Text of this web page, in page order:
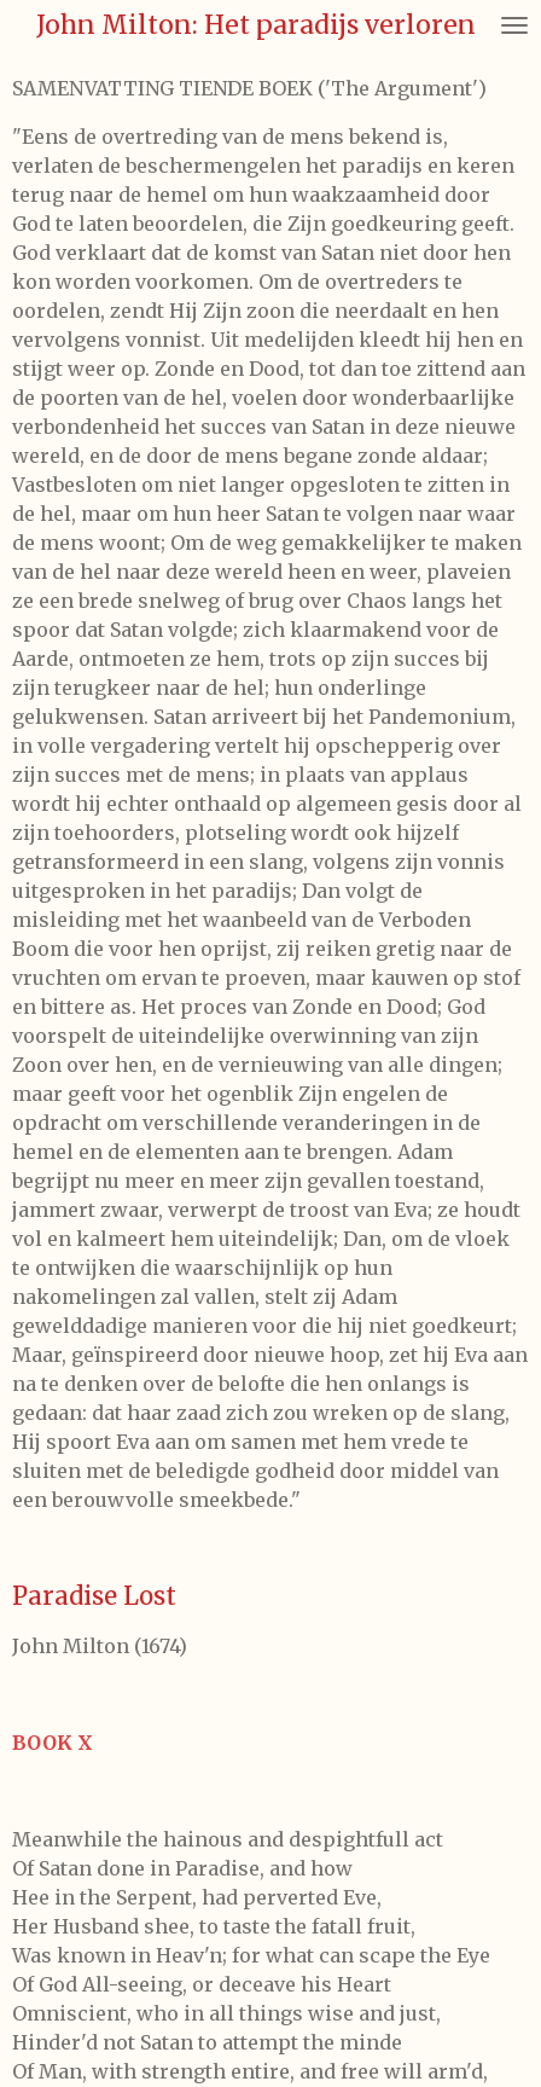
naar
hoofdinhoud
John Milton: Het paradijs verloren
SAMENVATTING TIENDE BOEK ('The Argument')
"Eens de overtreding van de mens bekend is,
verlaten de beschermengelen het paradijs en keren
terug naar de hemel om hun waakzaamheid door
God te laten beoordelen, die Zijn goedkeuring geeft.
God verklaart dat de komst van Satan niet door hen
kon worden voorkomen. Om de overtreders te
oordelen, zendt Hij Zijn zoon die neerdaalt en hen
vervolgens vonnist. Uit medelijden kleedt hij hen en
stijgt weer op. Zonde en Dood, tot dan toe zittend aan
de poorten van de hel, voelen door wonderbaarlijke
verbondenheid het succes van Satan in deze nieuwe
wereld, en de door de mens begane zonde aldaar;
Vastbesloten om niet langer opgesloten te zitten in
de hel, maar om hun heer Satan te volgen naar waar
de mens woont; Om de weg gemakkelijker te maken
van de hel naar deze wereld heen en weer, plaveien
ze een brede snelweg of brug over Chaos langs het
spoor dat Satan volgde; zich klaarmakend voor de
Aarde, ontmoeten ze hem, trots op zijn succes bij
zijn terugkeer naar de hel; hun onderlinge
gelukwensen. Satan arriveert bij het Pandemonium,
in volle vergadering vertelt hij opschepperig over
zijn succes met de mens; in plaats van applaus
wordt hij echter onthaald op algemeen gesis door al
zijn toehoorders, plotseling wordt ook hijzelf
getransformeerd in een slang, volgens zijn vonnis
uitgesproken in het paradijs; Dan volgt de
misleiding met het waanbeeld van de Verboden
Boom die voor hen oprijst, zij reiken gretig naar de
vruchten om ervan te proeven, maar kauwen op stof
en bittere as. Het proces van Zonde en Dood; God
voorspelt de uiteindelijke overwinning van zijn
Zoon over hen, en de vernieuwing van alle dingen;
maar geeft voor het ogenblik Zijn engelen de
opdracht om verschillende veranderingen in de
hemel en de elementen aan te brengen. Adam
begrijpt nu meer en meer zijn gevallen toestand,
jammert zwaar, verwerpt de troost van Eva; ze houdt
vol en kalmeert hem uiteindelijk; Dan, om de vloek
te ontwijken die waarschijnlijk op hun
nakomelingen zal vallen, stelt zij Adam
gewelddadige manieren voor die hij niet goedkeurt;
Maar, geïnspireerd door nieuwe hoop, zet hij Eva aan
na te denken over de belofte die hen onlangs is
gedaan: dat haar zaad zich zou wreken op de slang,
Hij spoort Eva aan om samen met hem vrede te
sluiten met de beledigde godheid door middel van
een berouwvolle smeekbede."
Paradise Lost
John Milton (1674)
BOOK X
Meanwhile the hainous and despightfull act
Of Satan done in Paradise, and how
Hee in the Serpent, had perverted Eve,
Her Husband shee, to taste the fatall fruit,
Was known in Heav'n; for what can scape the Eye
Of God All-seeing, or deceave his Heart
Omniscient, who in all things wise and just,
Hinder'd not Satan to attempt the minde
Of Man, with strength entire, and free will arm'd,